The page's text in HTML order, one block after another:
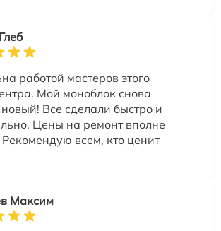
работой мастеров этого
Мой моноблок снова
Все сделали быстро и
Цены на ремонт вполне
всем, кто ценит
Максим